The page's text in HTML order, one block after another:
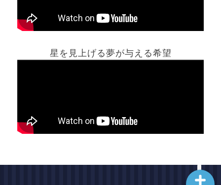
星を見上げる夢が与える希望
ホーム
最新記事動画